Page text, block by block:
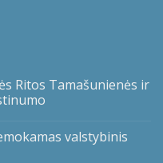
Ritos Tamašunienės ir
valstybinis